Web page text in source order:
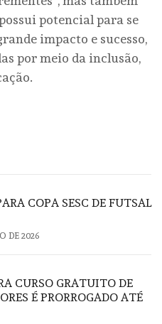
potencial para se
impacto e sucesso,
por meio da inclusão,
COPA SESC DE FUTSAL
DE 2026
CURSO GRATUITO DE
É PRORROGADO ATÉ